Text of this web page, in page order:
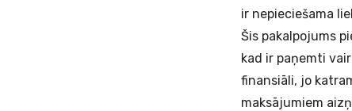
ir nepieciešama
Šis pakalpojums
kad ir paņemti
finansiāli, jo
maksājumiem